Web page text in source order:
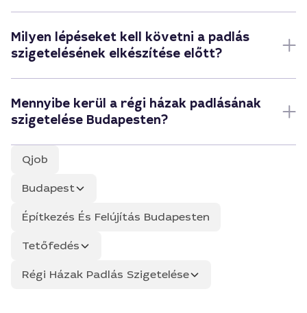
Milyen lépéseket kell követni a padlás
szigetelésének elkészítése előtt?
Mennyibe kerül a régi házak padlásának
szigetelése Budapesten?
Qjob
Budapest
Építkezés És Felújítás Budapesten
Tetőfedés
Régi Házak Padlás Szigetelése